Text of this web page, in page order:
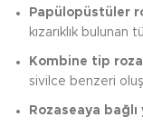
Papülopüstüler
kızarıklık bulunan
Kombine tip
sivilce benzeri
Rozaseaya